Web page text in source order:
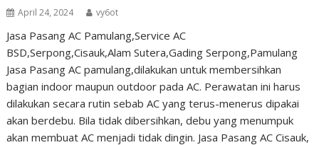
April 24, 2024 vy6ot
Jasa Pasang AC Pamulang,Service AC
BSD,Serpong,Cisauk,Alam Sutera,Gading Serpong,Pamulang
Jasa Pasang AC pamulang,dilakukan untuk membersihkan
bagian indoor maupun outdoor pada AC. Perawatan ini harus
dilakukan secara rutin sebab AC yang terus-menerus dipakai
akan berdebu. Bila tidak dibersihkan, debu yang menumpuk
akan membuat AC menjadi tidak dingin. Jasa Pasang AC Cisauk,